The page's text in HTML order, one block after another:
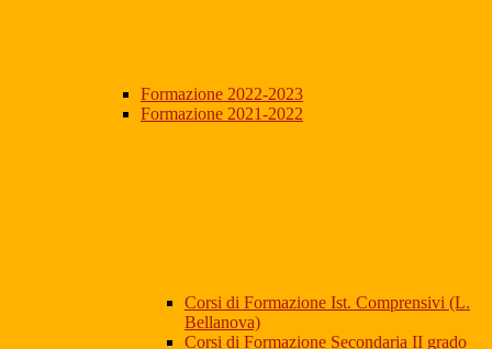
Formazione 2022-2023
Formazione 2021-2022
Corsi di Formazione Ist. Comprensivi (L.
Bellanova)
Corsi di Formazione Secondaria II grado